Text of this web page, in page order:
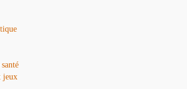
jeux